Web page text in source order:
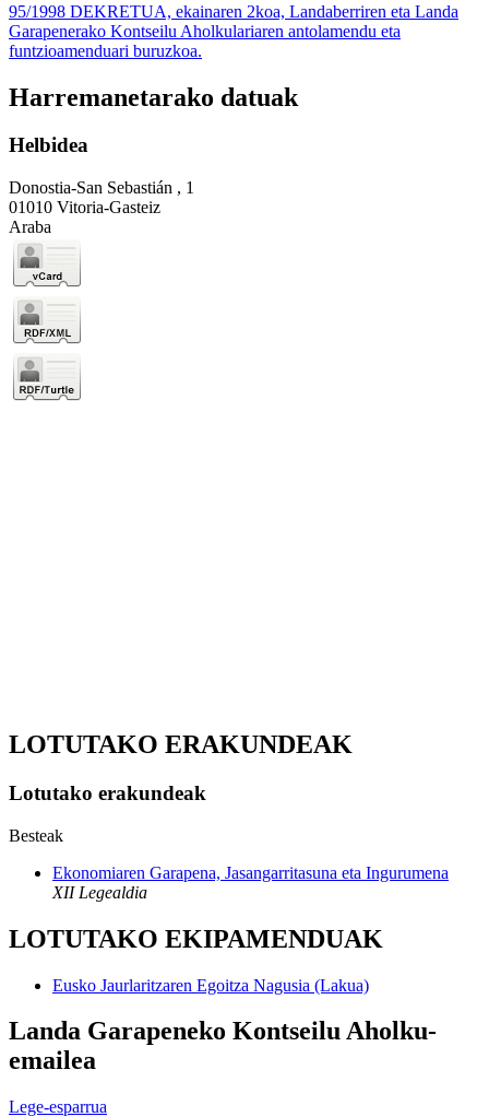
95/1998 DEKRETUA, ekainaren 2koa, Landaberriren eta Landa
Garapenerako Kontseilu Aholkulariaren antolamendu eta
funtzioamenduari buruzkoa.
Harremanetarako datuak
Helbidea
Donostia-San Sebastián , 1
01010 Vitoria-Gasteiz
Araba
LOTUTAKO ERAKUNDEAK
Lotutako erakundeak
Besteak
Ekonomiaren Garapena, Jasangarritasuna eta Ingurumena
XII Legealdia
LOTUTAKO EKIPAMENDUAK
Eusko Jaurlaritzaren Egoitza Nagusia (Lakua)
Landa Garapeneko Kontseilu Aholku-
emailea
Lege-esparrua